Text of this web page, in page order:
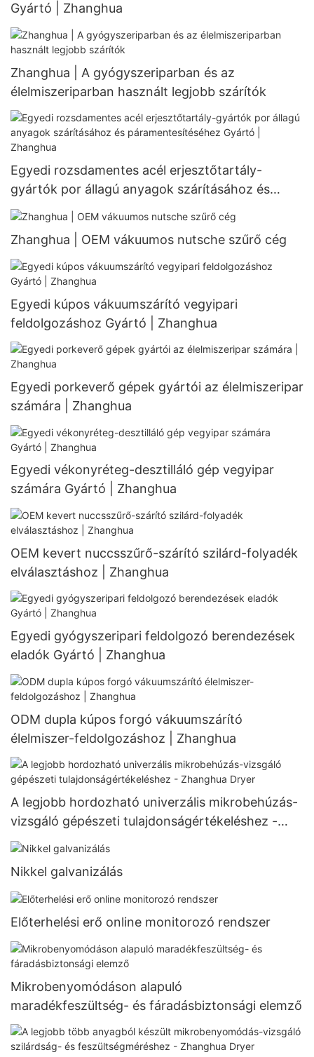
Gyártó | Zhanghua
Zhanghua | A gyógyszeriparban és az
élelmiszeriparban használt legjobb szárítók
Egyedi rozsdamentes acél erjesztőtartály-
gyártók por állagú anyagok szárításához és
páramentesítéséhez Gyártó | Zhanghua
Zhanghua | OEM vákuumos nutsche szűrő cég
Egyedi kúpos vákuumszárító vegyipari
feldolgozáshoz Gyártó | Zhanghua
Egyedi porkeverő gépek gyártói az élelmiszeripar
számára | Zhanghua
Egyedi vékonyréteg-desztilláló gép vegyipar
számára Gyártó | Zhanghua
OEM kevert nuccsszűrő-szárító szilárd-folyadék
elválasztáshoz | Zhanghua
Egyedi gyógyszeripari feldolgozó berendezések
eladók Gyártó | Zhanghua
ODM dupla kúpos forgó vákuumszárító
élelmiszer-feldolgozáshoz | Zhanghua
A legjobb hordozható univerzális mikrobehúzás-
vizsgáló gépészeti tulajdonságértékeléshez -
Zhanghua Dryer
Nikkel galvanizálás
Előterhelési erő online monitorozó rendszer
Mikrobenyomódáson alapuló
maradékfeszültség- és fáradásbiztonsági elemző